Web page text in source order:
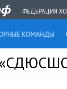
ФЕДЕРАЦИЯ
КОМАНДЫ